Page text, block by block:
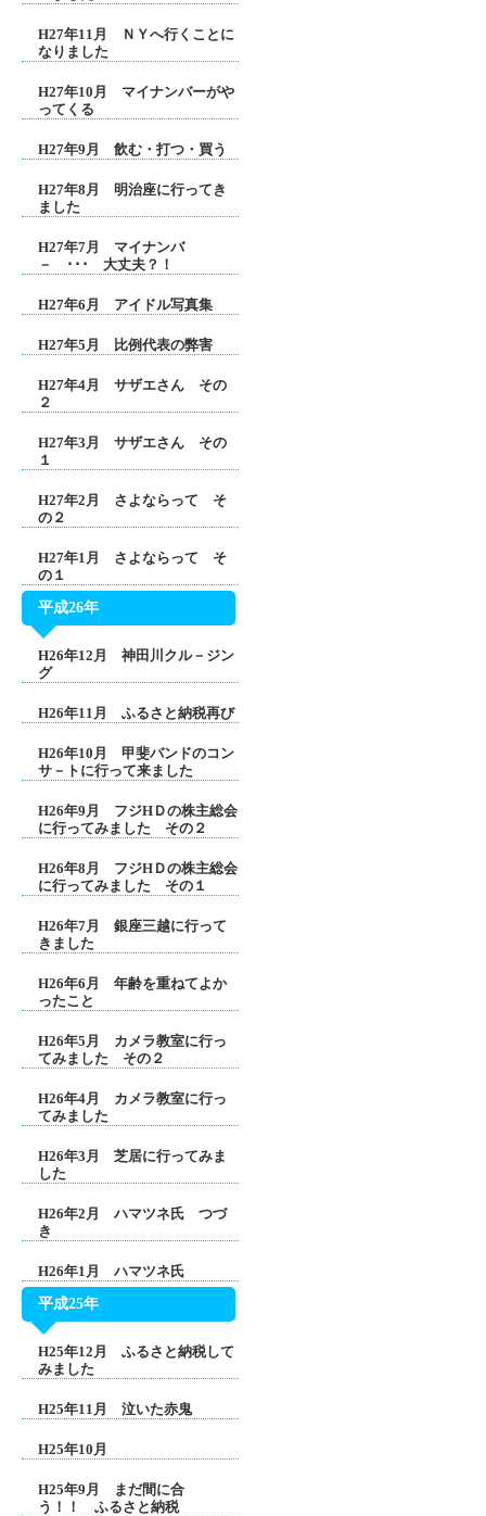
H27年11月 ＮＹへ行くことに
なりました
H27年10月 マイナンバーがや
ってくる
H27年9月 飲む・打つ・買う
H27年8月 明治座に行ってき
ました
H27年7月 マイナンバ
－ ･･･ 大丈夫？！
H27年6月 アイドル写真集
H27年5月 比例代表の弊害
H27年4月 サザエさん その
２
H27年3月 サザエさん その
１
H27年2月 さよならって そ
の２
H27年1月 さよならって そ
の１
平成26年
H26年12月 神田川クル－ジン
グ
H26年11月 ふるさと納税再び
H26年10月 甲斐バンドのコン
サ－トに行って来ました
H26年9月 フジHＤの株主総会
に行ってみました その２
H26年8月 フジHＤの株主総会
に行ってみました その１
H26年7月 銀座三越に行って
きました
H26年6月 年齢を重ねてよか
ったこと
H26年5月 カメラ教室に行っ
てみました その２
H26年4月 カメラ教室に行っ
てみました
H26年3月 芝居に行ってみま
した
H26年2月 ハマツネ氏 つづ
き
H26年1月 ハマツネ氏
平成25年
H25年12月 ふるさと納税して
みました
H25年11月 泣いた赤鬼
H25年10月
H25年9月 まだ間に合
う！！ ふるさと納税